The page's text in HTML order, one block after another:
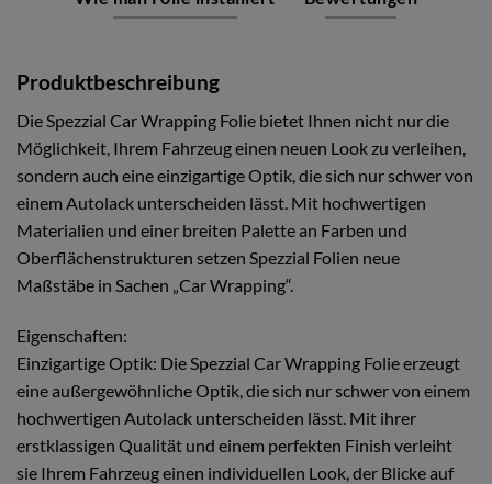
Produktbeschreibung
Die Spezzial Car Wrapping Folie bietet Ihnen nicht nur die
Möglichkeit, Ihrem Fahrzeug einen neuen Look zu verleihen,
sondern auch eine einzigartige Optik, die sich nur schwer von
einem Autolack unterscheiden lässt. Mit hochwertigen
Materialien und einer breiten Palette an Farben und
Oberflächenstrukturen setzen Spezzial Folien neue
Maßstäbe in Sachen „Car Wrapping“.
Eigenschaften:
Einzigartige Optik: Die Spezzial Car Wrapping Folie erzeugt
eine außergewöhnliche Optik, die sich nur schwer von einem
hochwertigen Autolack unterscheiden lässt. Mit ihrer
erstklassigen Qualität und einem perfekten Finish verleiht
sie Ihrem Fahrzeug einen individuellen Look, der Blicke auf